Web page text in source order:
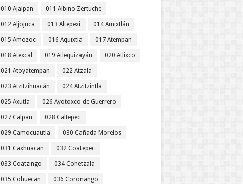
010 Ajalpan 011 Albino Zertuche
012 Aljojuca 013 Altepexi 014 Amixtlán
015 Amozoc 016 Aquixtla 017 Atempan
018 Atexcal 019 Atlequizayán 020 Atlixco
021 Atoyatempan 022 Atzala
023 Atzitzihuacán 024 Atzitzintla
025 Axutla 026 Ayotoxco de Guerrero
027 Calpan 028 Caltepec
029 Camocuautla 030 Cañada Morelos
031 Caxhuacan 032 Coatepec
033 Coatzingo 034 Cohetzala
035 Cohuecan 036 Coronango